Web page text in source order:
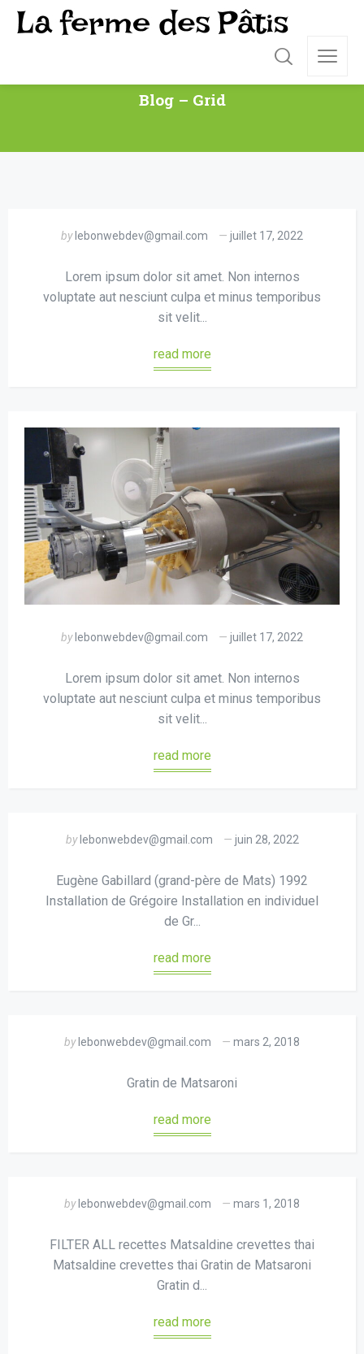
Blog – Grid
by lebonwebdev@gmail.com juillet 17, 2022
Lorem ipsum dolor sit amet. Non internos
voluptate aut nesciunt culpa et minus temporibus
sit velit...
read more
by lebonwebdev@gmail.com juillet 17, 2022
Lorem ipsum dolor sit amet. Non internos
voluptate aut nesciunt culpa et minus temporibus
sit velit...
read more
by lebonwebdev@gmail.com juin 28, 2022
Eugène Gabillard (grand-père de Mats) 1992
Installation de Grégoire Installation en individuel
de Gr...
read more
by lebonwebdev@gmail.com mars 2, 2018
Gratin de Matsaroni
read more
by lebonwebdev@gmail.com mars 1, 2018
FILTER ALL recettes Matsaldine crevettes thai
Matsaldine crevettes thai Gratin de Matsaroni
Gratin d...
read more